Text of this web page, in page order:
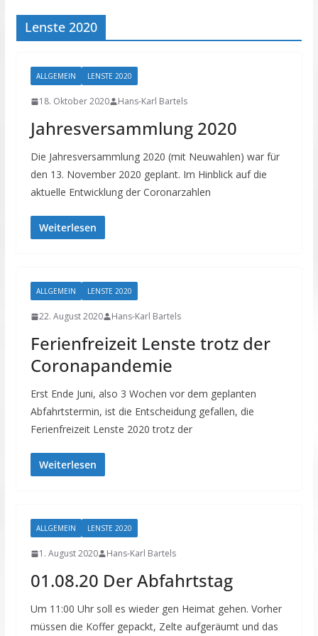
Lenste 2020
ALLGEMEIN LENSTE 2020
18. Oktober 2020 Hans-Karl Bartels
Jahresversammlung 2020
Die Jahresversammlung 2020 (mit Neuwahlen) war für
den 13. November 2020 geplant. Im Hinblick auf die
aktuelle Entwicklung der Coronarzahlen
Weiterlesen
ALLGEMEIN LENSTE 2020
22. August 2020 Hans-Karl Bartels
Ferienfreizeit Lenste trotz der
Coronapandemie
Erst Ende Juni, also 3 Wochen vor dem geplanten
Abfahrtstermin, ist die Entscheidung gefallen, die
Ferienfreizeit Lenste 2020 trotz der
Weiterlesen
ALLGEMEIN LENSTE 2020
1. August 2020 Hans-Karl Bartels
01.08.20 Der Abfahrtstag
Um 11:00 Uhr soll es wieder gen Heimat gehen. Vorher
müssen die Koffer gepackt, Zelte aufgeräumt und das